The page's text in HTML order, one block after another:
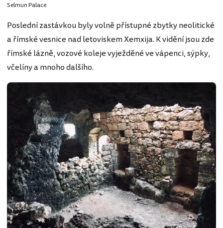
Selmun Palace
Poslední zastávkou byly volně přístupné zbytky neolitické
a římské vesnice nad letoviskem Xemxija. K vidění jsou zde
římské lázně, vozové koleje vyježděné ve vápenci, sýpky,
včelíny a mnoho dalšího.